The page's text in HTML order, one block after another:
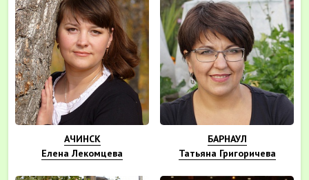
АЧИНСК
Елена Лекомцева
БАРНАУЛ
Татьяна Григоричева